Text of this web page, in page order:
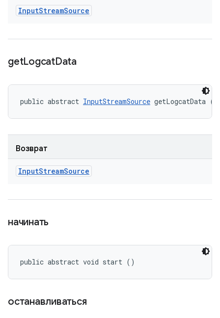
InputStreamSource
getLogcatData
public abstract InputStreamSource getLogcatData ()
Возврат
InputStreamSource
начинать
public abstract void start ()
останавливаться